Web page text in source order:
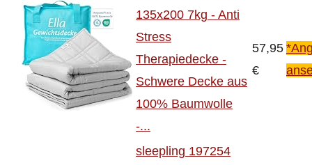
135x200 7kg - Anti
Stress
Therapiedecke -
Schwere Decke aus
100% Baumwolle
-...
57,95
€
sleepling 197254